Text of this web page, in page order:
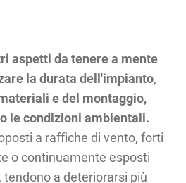
aspetti da tenere a mente
la durata dell'impianto,
e del montaggio,
le condizioni ambientali.
a raffiche di vento, forti
o continuamente esposti
a deteriorarsi più